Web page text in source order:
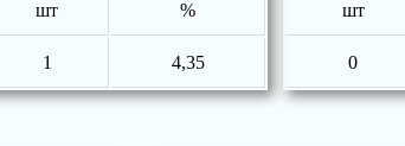
шт %
1 4,35
шт
0